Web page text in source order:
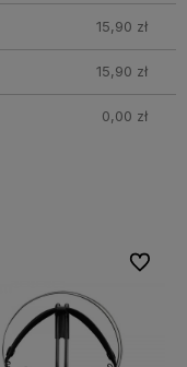
15,90 zł
15,90 zł
0,00 zł
Do
Do